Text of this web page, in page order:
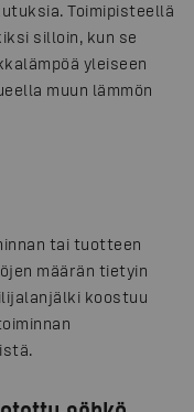
Toimipisteellä
silloin, kun se
yleiseen
muun lämmön
tai tuotteen
määrän tietyin
koostuu